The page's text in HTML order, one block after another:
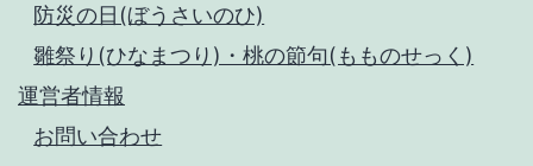
防災の日(ぼうさいのひ)
雛祭り(ひなまつり)・桃の節句(もものせっく)
運営者情報
お問い合わせ